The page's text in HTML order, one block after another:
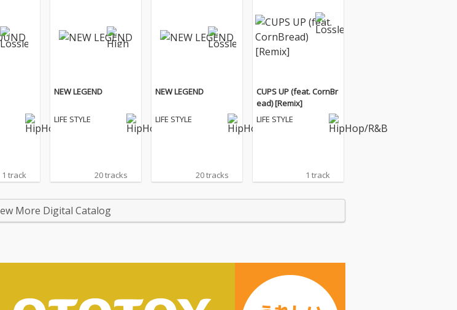
1 track
NEW LEGEND
LIFE STYLE
20 tracks
NEW LEGEND
LIFE STYLE
20 tracks
CUPS UP (feat. CornBr
ead) [Remix]
LIFE STYLE
1 track
More Digital Catalog